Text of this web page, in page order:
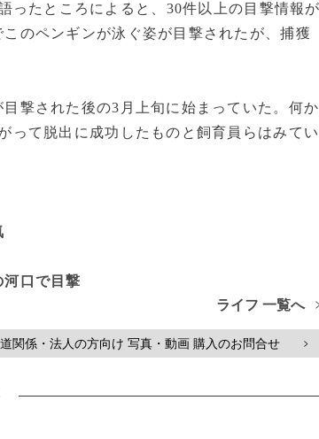
ったところによると、30件以上の目撃情報
のペンギンが泳ぐ姿が目撃されたが、捕獲
撃された後の3月上旬に始まっていた。何か
って脱出に成功したものと飼育員らはみてい
口で目撃
ライフ 一覧へ
関係・法人の方向け 写真・動画 購入のお問合せ >